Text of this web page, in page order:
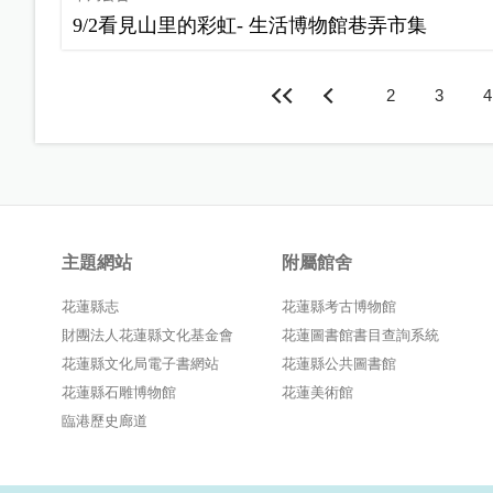
9/2看見山里的彩虹- 生活博物館巷弄市集
2 3 4
主題網站
花蓮縣志
財團法人花蓮縣文化基金會
花蓮縣文化局電子書網站
花蓮縣石雕博物館
臨港歷史廊道
附屬館舍
花蓮縣考古博物館
花蓮圖書館書目查詢系統
花蓮縣公共圖書館
花蓮美術館